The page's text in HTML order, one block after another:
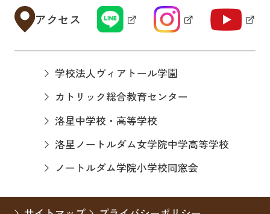
アクセス
学校法人ヴィアトール学園
カトリック総合教育センター
洛星中学校・高等学校
洛星ノートルダム女学院中学高等学校
ノートルダム学院小学校同窓会